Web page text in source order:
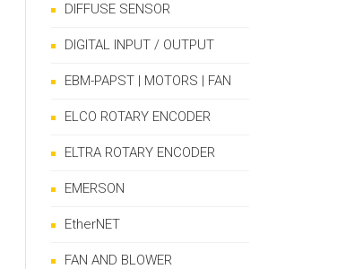
DIFFUSE SENSOR
DIGITAL INPUT / OUTPUT
EBM-PAPST | MOTORS | FAN
ELCO ROTARY ENCODER
ELTRA ROTARY ENCODER
EMERSON
EtherNET
FAN AND BLOWER